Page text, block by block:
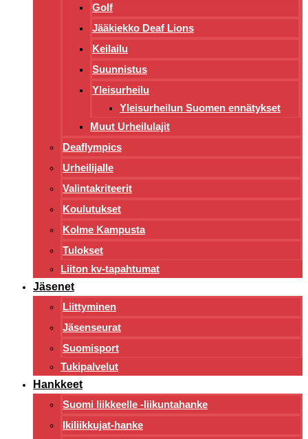
Golf
Jääkiekko Deaf Lions
Keilailu
Suunnistus
Yleisurheilu
Yleisurheilun Suomen ennätykset
Muut Urheilulajit
Deaflympics
Urheilijalle
Valintakriteerit
Koulutukset
Kolme Kampusta
Tulokset
Liiton kv-tapahtumat
Jäsenet
Liittyminen
Jäsenseurat
Suomisport
Tukipalvelut
Hankkeet
Suomi liikkeelle -liikuntahanke
Ikiliikkujat-hanke